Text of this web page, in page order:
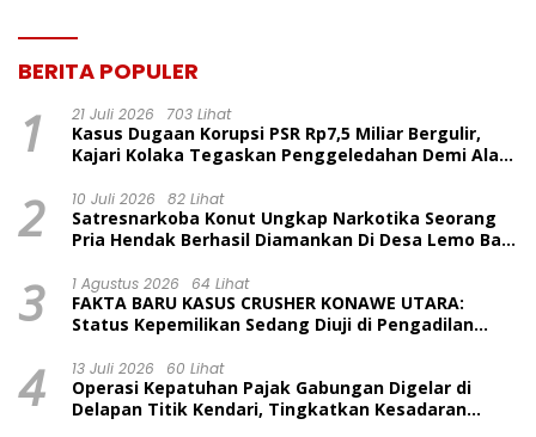
BERITA POPULER
1 21 Juli 2026 703 Lihat
Kasus Dugaan Korupsi PSR Rp7,5 Miliar Bergulir,
Kajari Kolaka Tegaskan Penggeledahan Demi Alat
2 10 Juli 2026 82 Lihat
Satresnarkoba Konut Ungkap Narkotika Seorang
Pria Hendak Berhasil Diamankan Di Desa Lemo Bajo
3 1 Agustus 2026 64 Lihat
FAKTA BARU KASUS CRUSHER KONAWE UTARA:
Status Kepemilikan Sedang Diuji di Pengadilan
Dinilai Prematur
4 13 Juli 2026 60 Lihat
Operasi Kepatuhan Pajak Gabungan Digelar di
Delapan Titik Kendari, Tingkatkan Kesadaran